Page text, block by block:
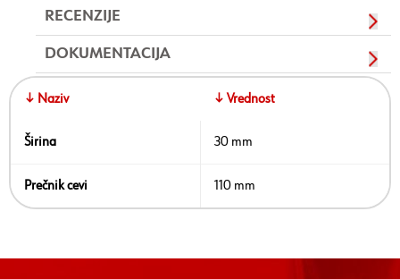
RECENZIJE
DOKUMENTACIJA
↓ Naziv ↓ Vrednost
Širina 30 mm
Prečnik cevi 110 mm